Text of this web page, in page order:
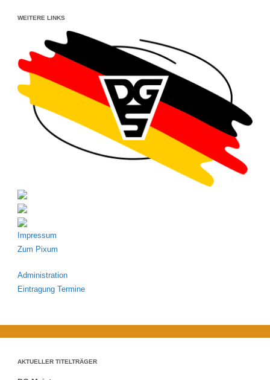
WEITERE LINKS
Impressum
Zum Pixum
Administration
Eintragung Termine
AKTUELLER TITELTRÄGER